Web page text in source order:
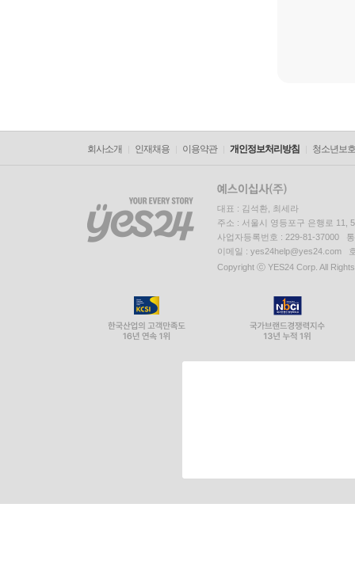
회사소개 인재채용 이용약관 개인정보처리방침 청소년보
대표 : 김석환, 최세라
주소 : 서울시 영등포구 은행로 11,
사업자등록번호 : 229-81-37000
이메일 : yes24help@yes24.com
Copyright ⓒ YES24 Corp. All